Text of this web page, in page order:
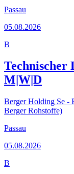
Passau
05.08.2026
B
Technischer
M|W|D
Berger Holding Se -
Berger Rohstoffe)
Passau
05.08.2026
B